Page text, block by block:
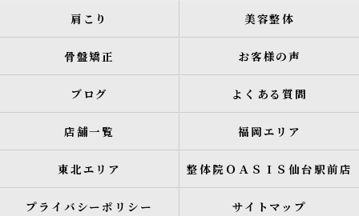
肩こり 美容整体
骨盤矯正 お客様の声
ブログ よくある質問
店舗一覧 福岡エリア
東北エリア 整体院ＯＡＳＩＳ仙台駅前店
プライバシーポリシー サイトマップ